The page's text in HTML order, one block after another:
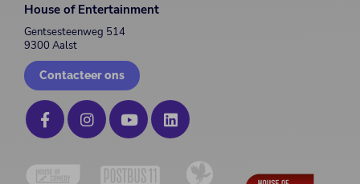
House of Entertainment
Gentsesteenweg 514
9300 Aalst
Contacteer ons